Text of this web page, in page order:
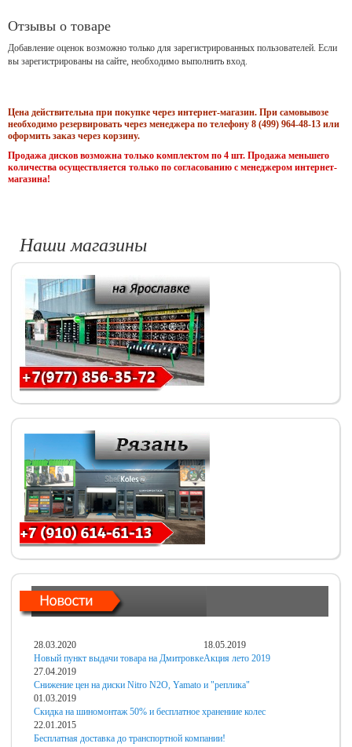
Отзывы о товаре
Добавление оценок возможно только для зарегистрированных пользователей. Если
вы зарегистрированы на сайте, необходимо выполнить вход.
Цена действительна при покупке через интернет-магазин. При самовывозе
необходимо резервировать через менеджера по телефону 8 (499) 964-48-13 или
оформить заказ через корзину.
Продажа дисков возможна только комплектом по 4 шт. Продажа меньшего
количества осуществляется только по согласованию с менеджером интернет-
магазина!
Наши магазины
28.03.2020
Новый пункт выдачи товара на Дмитровке
18.05.2019
Акция лето 2019
27.04.2019
Снижение цен на диски Nitro N2O, Yamato и "реплика"
01.03.2019
Скидка на шиномонтаж 50% и бесплатное хранениие колес
22.01.2015
Бесплатная доставка до транспортной компании!